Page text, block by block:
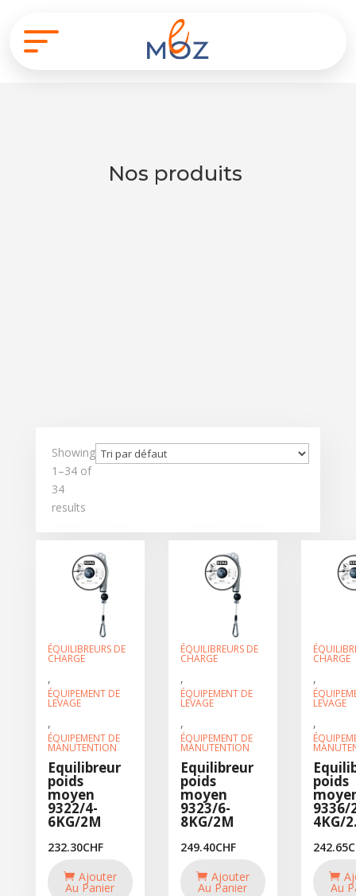
Nos produits
Showing
1–34 of
34
results
ÉQUILIBREURS DE
CHARGE
,
ÉQUIPEMENT DE
LEVAGE
,
ÉQUIPEMENT DE
MANUTENTION
Equilibreur
poids
moyen
9322/4-
6KG/2M
232.30CHF
Ajouter
Au Panier
ÉQUILIBREURS DE
CHARGE
,
ÉQUIPEMENT DE
LEVAGE
,
ÉQUIPEMENT DE
MANUTENTION
Equilibreur
poids
moyen
9323/6-
8KG/2M
249.40CHF
Ajouter
Au Panier
CHARGE
,
LEVAGE
,
poids
9336/
4KG/
242.65
Au